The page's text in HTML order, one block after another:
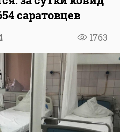
саратовцев
1763